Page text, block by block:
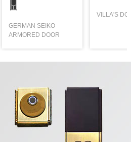
GERMAN SEIKO
ARMORED DOOR
VILLA'S